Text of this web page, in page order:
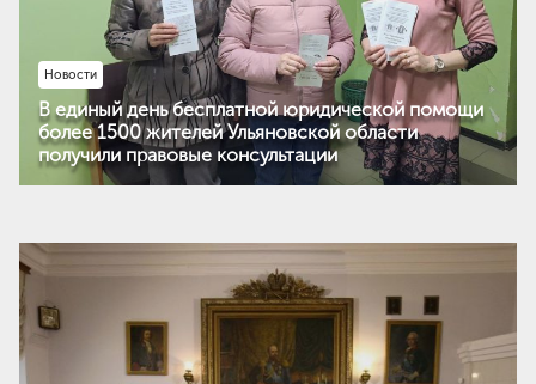
Новости
В единый день бесплатной юридической помощи
более 1500 жителей Ульяновской области
получили правовые консультации